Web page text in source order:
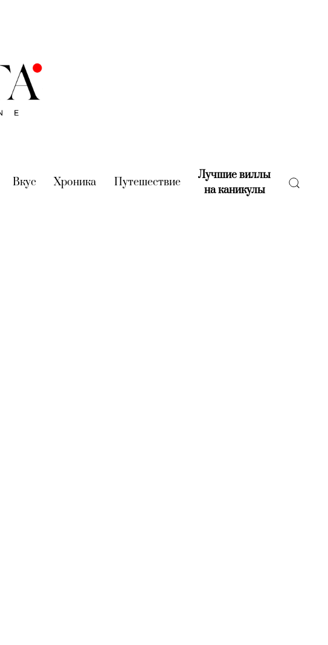
(current)
Вкус (current)
Хроника (current)
Путешествие(current)
Лучшие виллы
на каникулы(current)